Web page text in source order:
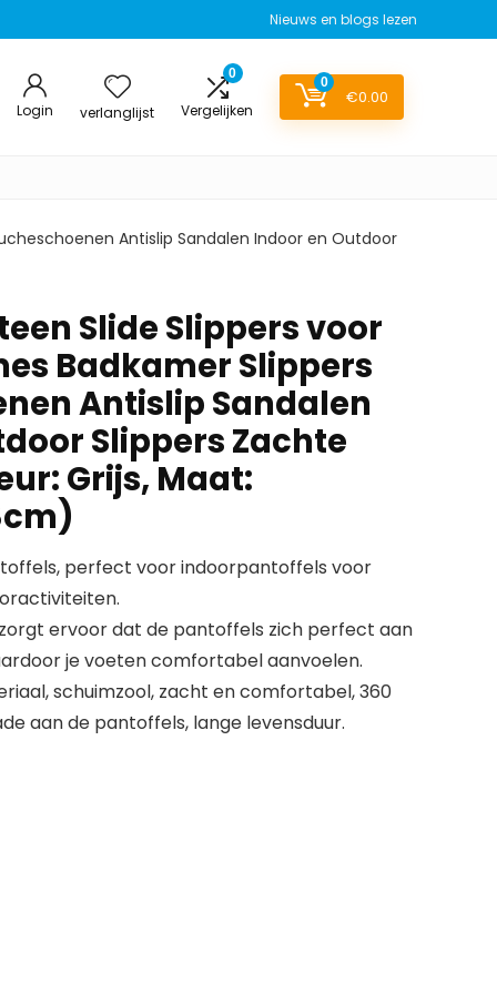
Nieuws en blogs lezen
Login verlanglijst
0
Vergelijken
0
€0.00
Antislip Sandalen Indoor en Outdoor
Slide Slippers voor
Badkamer Slippers
Antislip Sandalen
Slippers Zachte
Grijs, Maat:
perfect voor indoorpantoffels voor
ervoor dat de pantoffels zich perfect aan
je voeten comfortabel aanvoelen.
schuimzool, zacht en comfortabel, 360
aan de pantoffels, lange levensduur.